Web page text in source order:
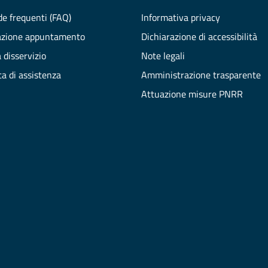
frequenti (FAQ)
appuntamento
disservizio
di assistenza
Informativa privacy
Dichiarazione di accessibilità
Note legali
Amministrazione trasparente
Attuazione misure PNRR